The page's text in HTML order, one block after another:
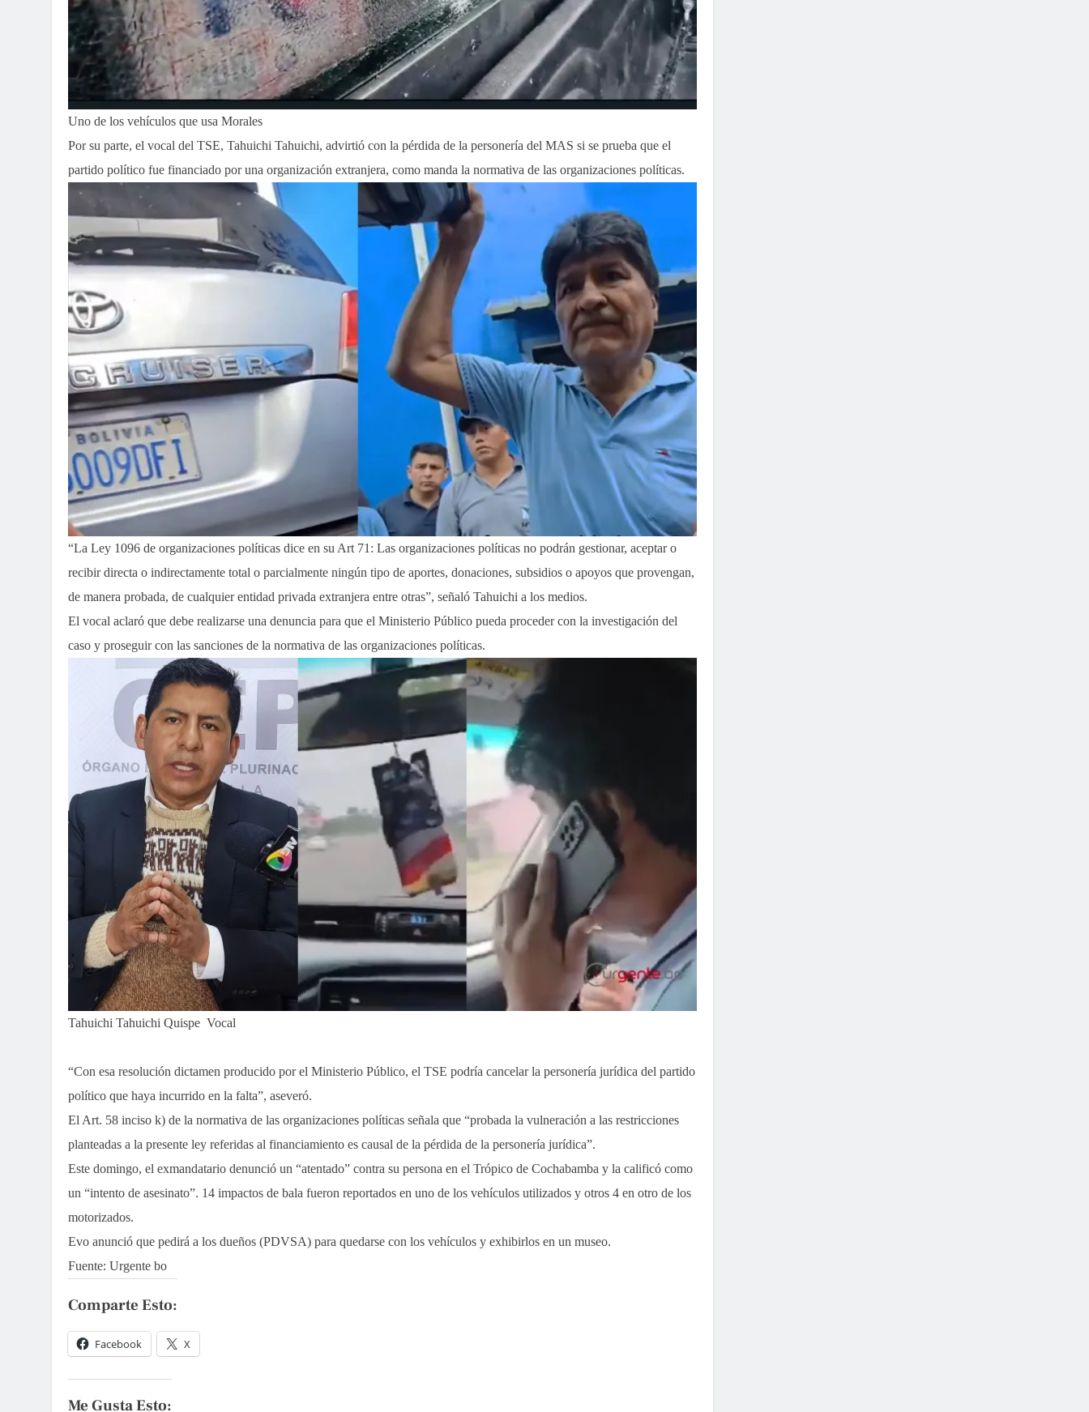
Uno de los vehículos que usa Morales
Por su parte, el vocal del TSE, Tahuichi Tahuichi, advirtió con la pérdida de la personería del MAS si se prueba que el
partido político fue financiado por una organización extranjera, como manda la normativa de las organizaciones políticas.
“La Ley 1096 de organizaciones políticas dice en su Art 71: Las organizaciones políticas no podrán gestionar, aceptar o
recibir directa o indirectamente total o parcialmente ningún tipo de aportes, donaciones, subsidios o apoyos que provengan,
de manera probada, de cualquier entidad privada extranjera entre otras”, señaló Tahuichi a los medios.
El vocal aclaró que debe realizarse una denuncia para que el Ministerio Público pueda proceder con la investigación del
caso y proseguir con las sanciones de la normativa de las organizaciones políticas.
Tahuichi Tahuichi Quispe Vocal
“Con esa resolución dictamen producido por el Ministerio Público, el TSE podría cancelar la personería jurídica del partido
político que haya incurrido en la falta”, aseveró.
El Art. 58 inciso k) de la normativa de las organizaciones políticas señala que “probada la vulneración a las restricciones
planteadas a la presente ley referidas al financiamiento es causal de la pérdida de la personería jurídica”.
Este domingo, el exmandatario denunció un “atentado” contra su persona en el Trópico de Cochabamba y la calificó como
un “intento de asesinato”. 14 impactos de bala fueron reportados en uno de los vehículos utilizados y otros 4 en otro de los
motorizados.
Evo anunció que pedirá a los dueños (PDVSA) para quedarse con los vehículos y exhibirlos en un museo.
Fuente: Urgente bo
Comparte Esto:
Facebook X
Me Gusta Esto: